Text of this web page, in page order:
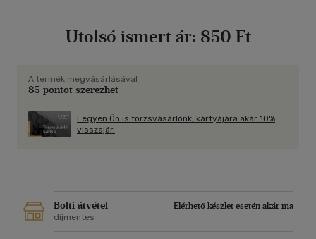
Utolsó ismert ár: 850 Ft
A termék megvásárlásával
85 pontot szerezhet
Legyen Ön is törzsvásárlónk, kártyájára akár 10%
visszajár.
Bolti átvétel
Elérhető készlet esetén akár ma
díjmentes